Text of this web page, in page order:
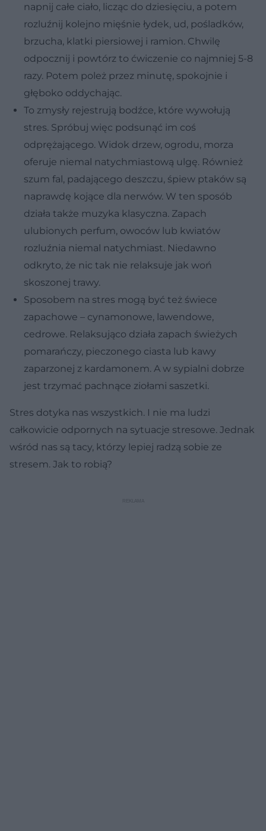
napnij całe ciało, licząc do dziesięciu, a potem
rozluźnij kolejno mięśnie łydek, ud, pośladków,
brzucha, klatki piersiowej i ramion. Chwilę
odpocznij i powtórz to ćwiczenie co najmniej 5-8
razy. Potem poleż przez minutę, spokojnie i
głęboko oddychając.
To zmysły rejestrują bodźce, które wywołują
stres. Spróbuj więc podsunąć im coś
odprężającego. Widok drzew, ogrodu, morza
oferuje niemal natychmiastową ulgę. Również
szum fal, padającego deszczu, śpiew ptaków są
naprawdę kojące dla nerwów. W ten sposób
działa także muzyka klasyczna. Zapach
ulubionych perfum, owoców lub kwiatów
rozluźnia niemal natychmiast. Niedawno
odkryto, że nic tak nie relaksuje jak woń
skoszonej trawy.
Sposobem na stres mogą być też świece
zapachowe – cynamonowe, lawendowe,
cedrowe. Relaksująco działa zapach świeżych
pomarańczy, pieczonego ciasta lub kawy
zaparzonej z kardamonem. A w sypialni dobrze
jest trzymać pachnące ziołami saszetki.
Stres dotyka nas wszystkich. I nie ma ludzi
całkowicie odpornych na sytuacje stresowe. Jednak
wśród nas są tacy, którzy lepiej radzą sobie ze
stresem. Jak to robią?